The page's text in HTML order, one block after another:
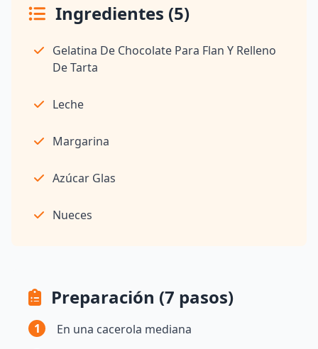
Ingredientes (5)
Gelatina De Chocolate Para Flan Y Relleno
De Tarta
Leche
Margarina
Azúcar Glas
Nueces
Preparación (7 pasos)
1
En una cacerola mediana